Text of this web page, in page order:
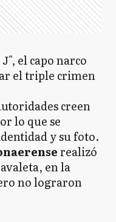
creen
lo que se
y su foto.
realizó
en la
no lograron